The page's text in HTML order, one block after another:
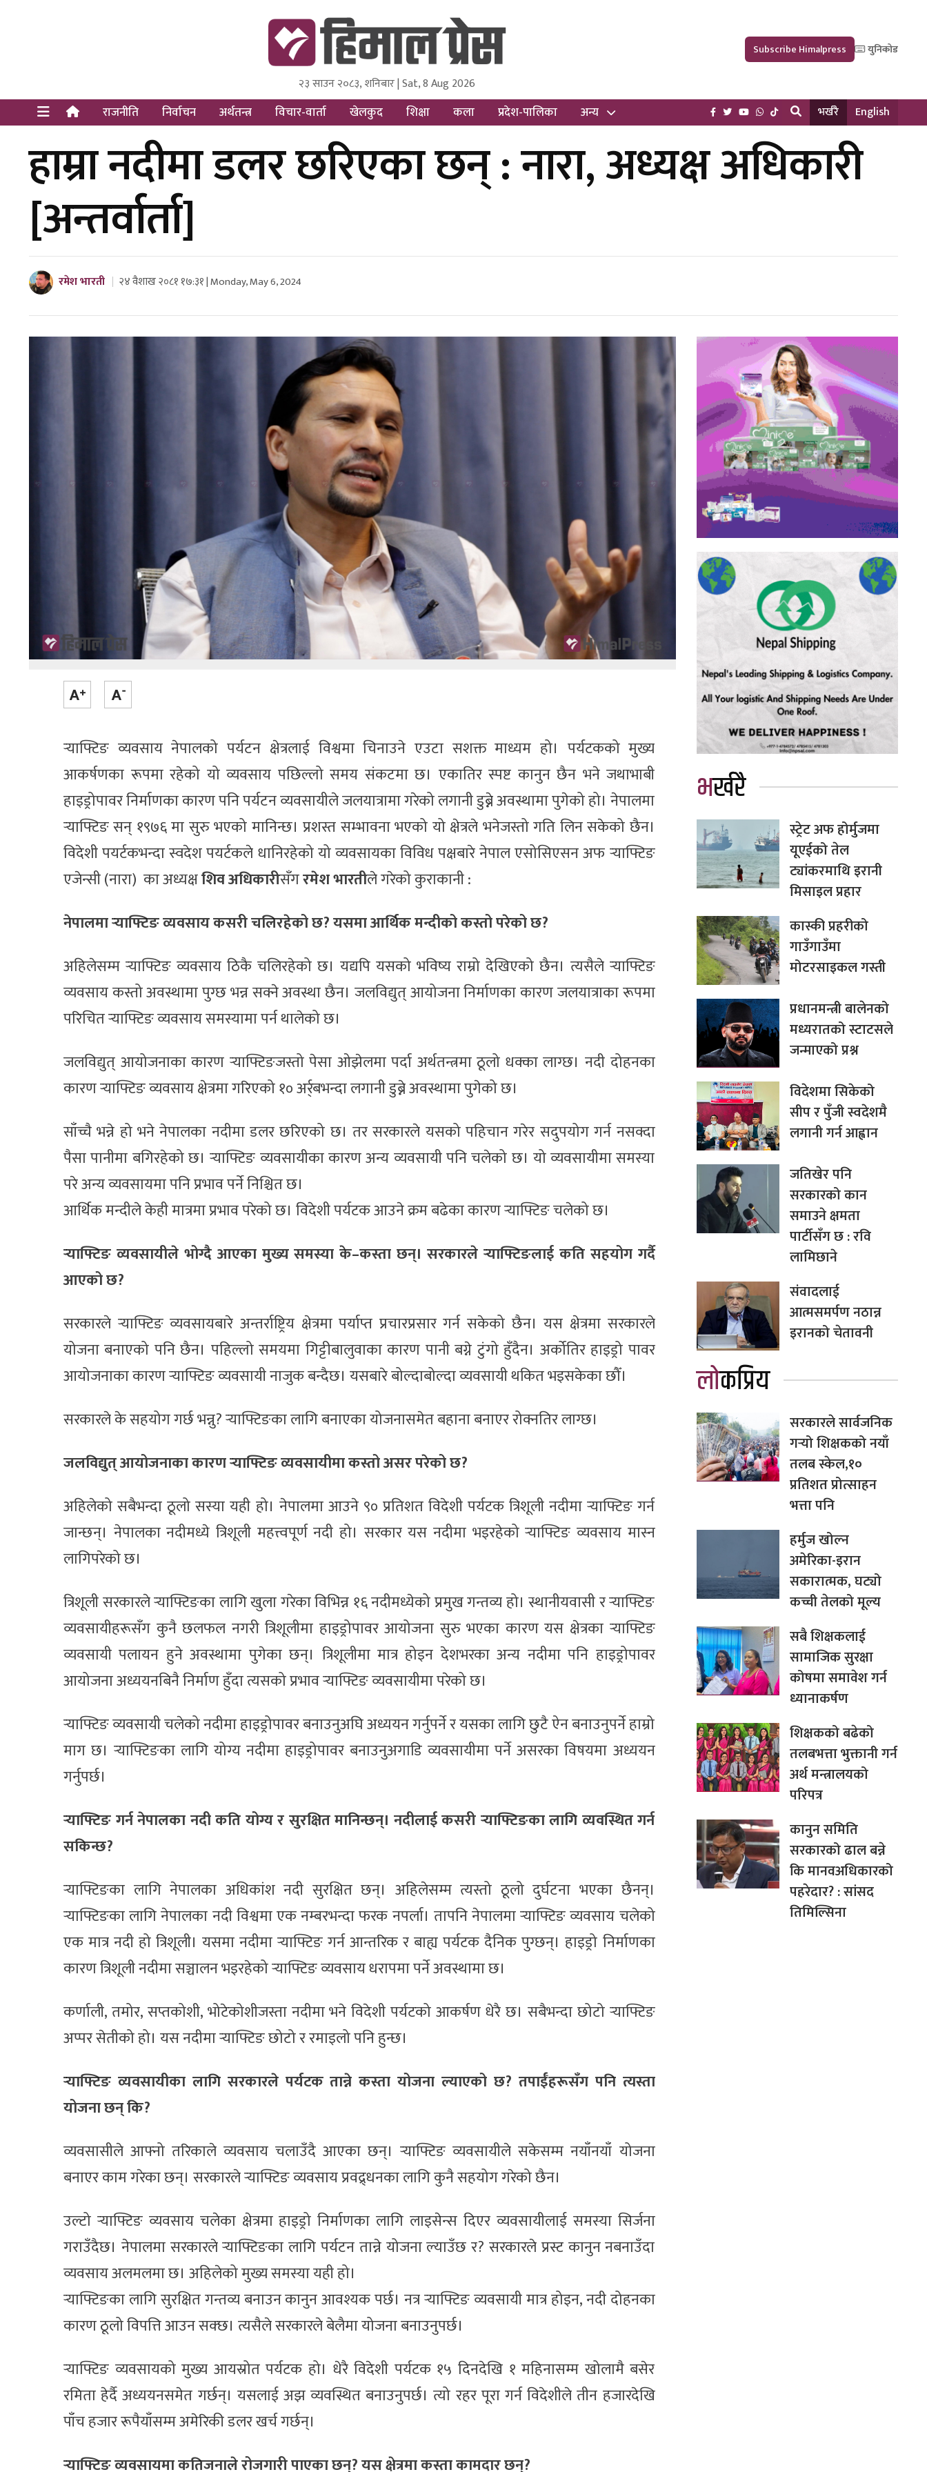
Himal Press
Dot NewsyNepal Media and Research Pvt Ltd.
२३ साउन २०८३, शनिबार | Sat, 8 Aug 2026
Subscribe Himalpress युनिकोड
राजनीति निर्वाचन अर्थतन्त्र विचार-वार्ता खेलकुद शिक्षा कला प्रदेश-पालिका अन्य भर्खरै English
हाम्रा नदीमा डलर छरिएका छन् : नारा, अध्यक्ष अधिकारी
[अन्तर्वार्ता]
रमेश भारती २४ वैशाख २०८१ १७:३१ | Monday, May 6, 2024
र्‍याफ्टिङ व्यवसाय नेपालको पर्यटन क्षेत्रलाई विश्वमा चिनाउने एउटा सशक्त माध्यम हो। पर्यटकको मुख्य
आकर्षणका रूपमा रहेको यो व्यवसाय पछिल्लो समय संकटमा छ। एकातिर स्पष्ट कानुन छैन भने जथाभाबी
हाइड्रोपावर निर्माणका कारण पनि पर्यटन व्यवसायीले जलयात्रामा गरेको लगानी डुब्ने अवस्थामा पुगेको हो। नेपालमा
र्‍याफ्टिङ सन् १९७६ मा सुरु भएको मानिन्छ। प्रशस्त सम्भावना भएको यो क्षेत्रले भनेजस्तो गति लिन सकेको छैन।
विदेशी पयर्टकभन्दा स्वदेश पयर्टकले धानिरहेको यो व्यवसायका विविध पक्षबारे नेपाल एसोसिएसन अफ र्‍याफ्टिङ
एजेन्सी (नारा) का अध्यक्षशिव अधिकारीसँगरमेश भारतीले गरेको कुराकानी :
नेपालमा र्‍याफ्टिङ व्यवसाय कसरी चलिरहेको छ? यसमा आर्थिक मन्दीको कस्तो परेको छ?
अहिलेसम्म र्‍याफ्टिङ व्यवसाय ठिकै चलिरहेको छ। यद्यपि यसको भविष्य राम्रो देखिएको छैन। त्यसैले र्‍याफ्टिङ
व्यवसाय कस्तो अवस्थामा पुग्छ भन्न सक्ने अवस्था छैन। जलविद्युत् आयोजना निर्माणका कारण जलयात्राका रूपमा
परिचित र्‍याफ्टिङ व्यवसाय समस्यामा पर्न थालेको छ।
जलविद्युत् आयोजनाका कारण र्‍याफ्टिङजस्तो पेसा ओझेलमा पर्दा अर्थतन्त्रमा ठूलो धक्का लाग्छ। नदी दोहनका
कारण र्‍याफ्टिङ व्यवसाय क्षेत्रमा गरिएको १० अर्र्बभन्दा लगानी डुब्ने अवस्थामा पुगेको छ।
साँच्चै भन्ने हो भने नेपालका नदीमा डलर छरिएको छ। तर सरकारले यसको पहिचान गरेर सदुपयोग गर्न नसक्दा
पैसा पानीमा बगिरहेको छ। र्‍याफ्टिङ व्यवसायीका कारण अन्य व्यवसायी पनि चलेको छ। यो व्यवसायीमा समस्या
परे अन्य व्यवसायमा पनि प्रभाव पर्ने निश्चित छ।
आर्थिक मन्दीले केही मात्रमा प्रभाव परेको छ। विदेशी पर्यटक आउने क्रम बढेका कारण र्‍याफ्टिङ चलेको छ।
र्‍याफ्टिङ व्यवसायीले भोग्दै आएका मुख्य समस्या के–कस्ता छन्। सरकारले र्‍याफ्टिङलाई कति सहयोग गर्दै
आएको छ?
सरकारले र्‍याफ्टिङ व्यवसायबारे अन्तर्राष्ट्रिय क्षेत्रमा पर्याप्त प्रचारप्रसार गर्न सकेको छैन। यस क्षेत्रमा सरकारले
योजना बनाएको पनि छैन। पहिल्लो समयमा गिट्टीबालुवाका कारण पानी बग्ने टुंगो हुँदैन। अर्कोतिर हाइड्रो पावर
आयोजनाका कारण र्‍याफ्टिङ व्यवसायी नाजुक बन्दैछ। यसबारे बोल्दाबोल्दा व्यवसायी थकित भइसकेका छौँ।
सरकारले के सहयोग गर्छ भन्नु? र्‍याफ्टिङका लागि बनाएका योजनासमेत बहाना बनाएर रोक्नतिर लाग्छ।
जलविद्युत् आयोजनाका कारण र्‍याफ्टिङ व्यवसायीमा कस्तो असर परेको छ?
अहिलेको सबैभन्दा ठूलो सस्या यही हो। नेपालमा आउने ९० प्रतिशत विदेशी पर्यटक त्रिशूली नदीमा र्‍याफ्टिङ गर्न
जान्छन्। नेपालका नदीमध्ये त्रिशूली महत्त्वपूर्ण नदी हो। सरकार यस नदीमा भइरहेको र्‍याफ्टिङ व्यवसाय मास्न
लागिपरेको छ।
त्रिशूली सरकारले र्‍याफ्टिङका लागि खुला गरेका विभिन्न १६ नदीमध्येको प्रमुख गन्तव्य हो। स्थानीयवासी र र्‍याफ्टिङ
व्यवसायीहरूसँग कुनै छलफल नगरी त्रिशूलीमा हाइड्रोपावर आयोजना सुरु भएका कारण यस क्षेत्रका र्‍याफ्टिङ
व्यवसायी पलायन हुने अवस्थामा पुगेका छन्। त्रिशूलीमा मात्र होइन देशभरका अन्य नदीमा पनि हाइड्रोपावर
आयोजना अध्ययनबिनै निर्माण हुँदा त्यसको प्रभाव र्‍याफ्टिङ व्यवसायीमा परेको छ।
र्‍याफ्टिङ व्यवसायी चलेको नदीमा हाइड्रोपावर बनाउनुअघि अध्ययन गर्नुपर्ने र यसका लागि छुटै ऐन बनाउनुपर्ने हाम्रो
माग छ। र्‍याफ्टिङका लागि योग्य नदीमा हाइड्रोपावर बनाउनुअगाडि व्यवसायीमा पर्ने असरका विषयमा अध्ययन
गर्नुपर्छ।
र्‍याफ्टिङ गर्न नेपालका नदी कति योग्य र सुरक्षित मानिन्छन्। नदीलाई कसरी र्‍याफ्टिङका लागि व्यवस्थित गर्न
सकिन्छ?
र्‍याफ्टिङका लागि नेपालका अधिकांश नदी सुरक्षित छन्। अहिलेसम्म त्यस्तो ठूलो दुर्घटना भएका छैनन्।
र्‍याफ्टिङका लागि नेपालका नदी विश्वमा एक नम्बरभन्दा फरक नपर्ला। तापनि नेपालमा र्‍याफ्टिङ व्यवसाय चलेको
एक मात्र नदी हो त्रिशूली। यसमा नदीमा र्‍याफ्टिङ गर्न आन्तरिक र बाह्य पर्यटक दैनिक पुग्छन्। हाइड्रो निर्माणका
कारण त्रिशूली नदीमा सञ्चालन भइरहेको र्‍याफ्टिङ व्यवसाय धरापमा पर्ने अवस्थामा छ।
कर्णाली, तमोर, सप्तकोशी, भोटेकोशीजस्ता नदीमा भने विदेशी पर्यटको आकर्षण धेरै छ। सबैभन्दा छोटो र्‍याफ्टिङ
अप्पर सेतीको हो। यस नदीमा र्‍याफ्टिङ छोटो र रमाइलो पनि हुन्छ।
र्‍याफ्टिङ व्यवसायीका लागि सरकारले पर्यटक तान्ने कस्ता योजना ल्याएको छ? तपाईँहरूसँग पनि त्यस्ता
योजना छन् कि?
व्यवसासीले आफ्नो तरिकाले व्यवसाय चलाउँदै आएका छन्। र्‍याफ्टिङ व्यवसायीले सकेसम्म नयाँनयाँ योजना
बनाएर काम गरेका छन्। सरकारले र्‍याफ्टिङ व्यवसाय प्रवद्र्धनका लागि कुनै सहयोग गरेको छैन।
उल्टो र्‍याफ्टिङ व्यवसाय चलेका क्षेत्रमा हाइड्रो निर्माणका लागि लाइसेन्स दिएर व्यवसायीलाई समस्या सिर्जना
गराउँदैछ। नेपालमा सरकारले र्‍याफ्टिङका लागि पर्यटन तान्ने योजना ल्याउँछ र? सरकारले प्रस्ट कानुन नबनाउँदा
व्यवसाय अलमलमा छ। अहिलेको मुख्य समस्या यही हो।
र्‍याफ्टिङका लागि सुरक्षित गन्तव्य बनाउन कानुन आवश्यक पर्छ। नत्र र्‍याफ्टिङ व्यवसायी मात्र होइन, नदी दोहनका
कारण ठूलो विपत्ति आउन सक्छ। त्यसैले सरकारले बेलैमा योजना बनाउनुपर्छ।
र्‍याफ्टिङ व्यवसायको मुख्य आयस्रोत पर्यटक हो। धेरै विदेशी पर्यटक १५ दिनदेखि १ महिनासम्म खोलामै बसेर
रमिता हेर्दै अध्ययनसमेत गर्छन्। यसलाई अझ व्यवस्थित बनाउनुपर्छ। त्यो रहर पूरा गर्न विदेशीले तीन हजारदेखि
पाँच हजार रूपैयाँसम्म अमेरिकी डलर खर्च गर्छन्।
र्‍याफ्टिङ व्यवसायमा कतिजनाले रोजगारी पाएका छन्? यस क्षेत्रमा कस्ता कामदार छन्?
भर्खरै
स्ट्रेट अफ होर्मुजमा
यूएईको तेल
ट्यांकरमाथि इरानी
मिसाइल प्रहार
कास्की प्रहरीको
गाउँगाउँमा
मोटरसाइकल गस्ती
प्रधानमन्त्री बालेनको
मध्यरातको स्टाटसले
जन्माएको प्रश्न
विदेशमा सिकेको
सीप र पुँजी स्वदेशमै
लगानी गर्न आह्वान
जतिखेर पनि
सरकारको कान
समाउने क्षमता
पार्टीसँग छ : रवि
लामिछाने
संवादलाई
आत्मसमर्पण नठान्न
इरानको चेतावनी
लोकप्रिय
सरकारले सार्वजनिक
गर्‍यो शिक्षकको नयाँ
तलब स्केल,१०
प्रतिशत प्रोत्साहन
भत्ता पनि
हर्मुज खोल्न
अमेरिका-इरान
सकारात्मक, घट्यो
कच्ची तेलको मूल्य
सबै शिक्षकलाई
सामाजिक सुरक्षा
कोषमा समावेश गर्न
ध्यानाकर्षण
शिक्षकको बढेको
तलबभत्ता भुक्तानी गर्न
अर्थ मन्त्रालयको
परिपत्र
कानुन समिति
सरकारको ढाल बन्ने
कि मानवअधिकारको
पहरेदार? : सांसद
तिमिल्सिना